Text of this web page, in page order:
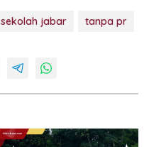
sekolah jabar tanpa pr